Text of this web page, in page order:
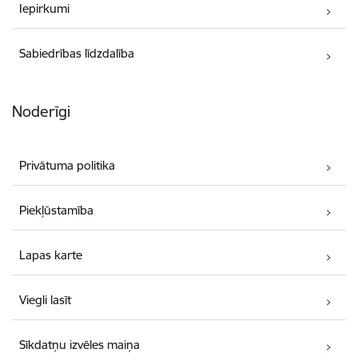
Iepirkumi
Sabiedrības līdzdalība
Noderīgi
Privātuma politika
Piekļūstamība
Lapas karte
Viegli lasīt
Sīkdatņu izvēles maiņa